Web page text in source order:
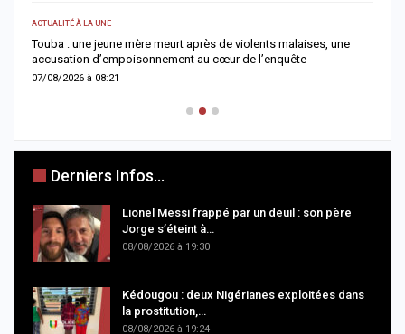
ACTUALITÉ À LA UNE
Touba : une jeune mère meurt après de violents malaises, une
accusation d’empoisonnement au cœur de l’enquête
07/08/2026 à 08:21
Derniers Infos...
Lionel Messi frappé par un deuil : son père
Jorge s’éteint à…
08/08/2026 à 19:30
Kédougou : deux Nigérianes exploitées dans
la prostitution,…
08/08/2026 à 19:24